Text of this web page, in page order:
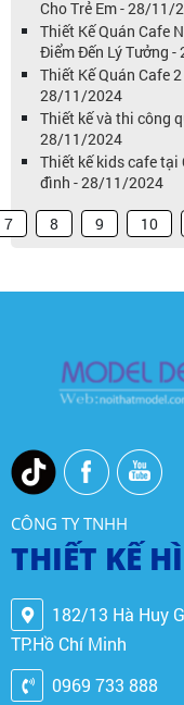
Cho Trẻ Em - 28/11/
Thiết Kế Quán Cafe
Điểm Đến Lý Tưởng
Thiết Kế Quán Cafe
28/11/2024
Thiết kế và thi công
28/11/2024
Thiết kế kids cafe tại
đình - 28/11/2024
7 8 9 10
CÔNG TY TNHH
THIẾT KẾ
182/13 Hà Huy
TP.Hồ Chí Minh
0969 733 888